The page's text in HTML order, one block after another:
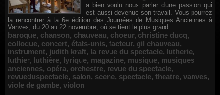
a bien voulu nous parler d'une passion qui
est aussi devenue son travail. Vous pourrez
la rencontrer à la 6e édition des Journées de Musiques Anciennes à
Vanves, du 20 au 22 novembre, où se tient le plus grand...
baroque, chanson, chauveau, choeur, christine ducq,
colloque, concert, états-unis, facteur, gil chauveau,
instrument, judith kraft, la revue du spectacle, lutherie,
luthier, luthière, lyrique, magazine, musique, musiques
anciennes, opéra, orchestre, revue du spectacle,
revueduspectacle, salon, scene, spectacle, theatre, vanves,
viole de gambe, violon